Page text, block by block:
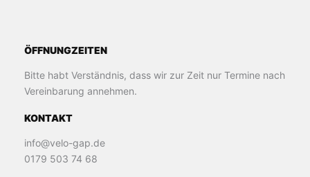
ÖFFNUNGZEITEN
Bitte habt Verständnis, dass wir zur Zeit nur Termine nach
Vereinbarung annehmen.
KONTAKT
info@velo-gap.de
0179 503 74 68